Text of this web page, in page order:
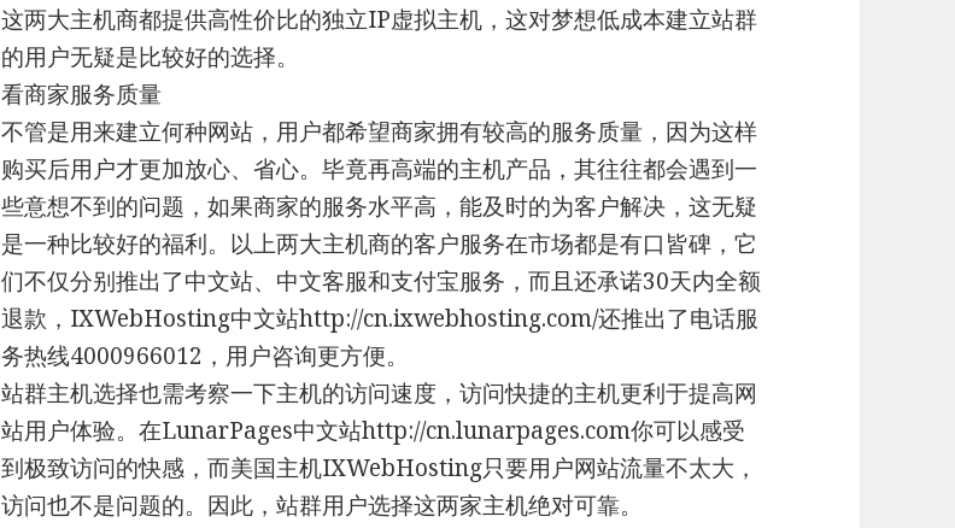
这两大主机商都提供高性价比的独立IP虚拟主机，这对梦想低成本建立站群
的用户无疑是比较好的选择。
看商家服务质量
不管是用来建立何种网站，用户都希望商家拥有较高的服务质量，因为这样
购买后用户才更加放心、省心。毕竟再高端的主机产品，其往往都会遇到一
些意想不到的问题，如果商家的服务水平高，能及时的为客户解决，这无疑
是一种比较好的福利。以上两大主机商的客户服务在市场都是有口皆碑，它
们不仅分别推出了中文站、中文客服和支付宝服务，而且还承诺30天内全额
退款，IXWebHosting中文站http://cn.ixwebhosting.com/还推出了电话服
务热线4000966012，用户咨询更方便。
站群主机选择也需考察一下主机的访问速度，访问快捷的主机更利于提高网
站用户体验。在LunarPages中文站http://cn.lunarpages.com你可以感受
到极致访问的快感，而美国主机IXWebHosting只要用户网站流量不太大，
访问也不是问题的。因此，站群用户选择这两家主机绝对可靠。